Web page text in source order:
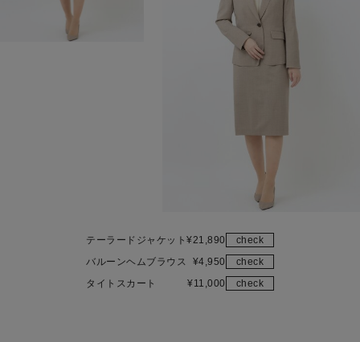
テーラードジャケット¥21,890
check
バルーンヘムブラウス
¥4,950
check
タイトスカート
¥11,000 check